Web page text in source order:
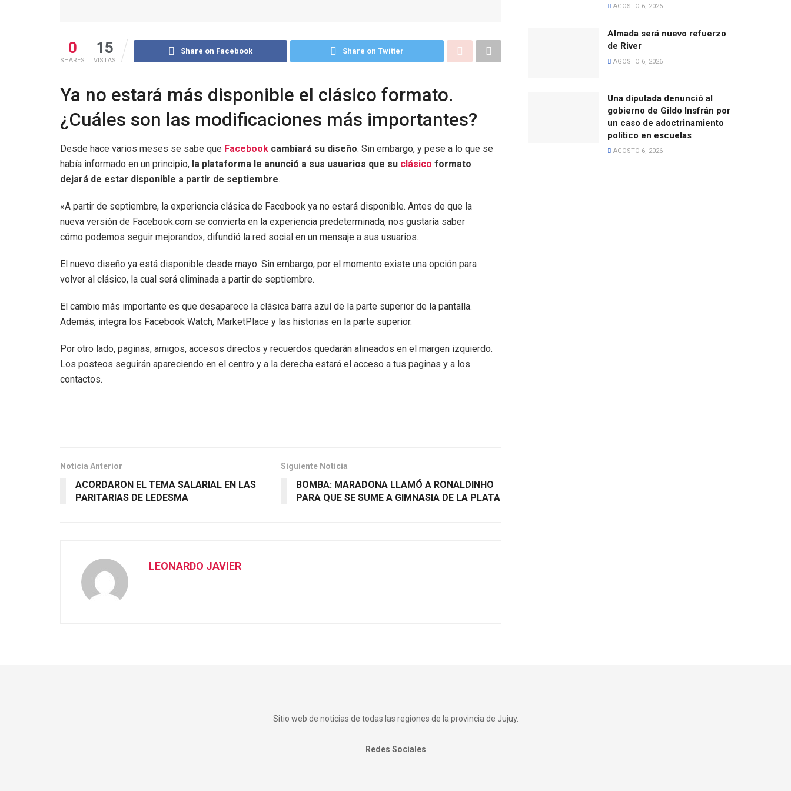
0
SHARES
15
VISTAS
Share on Facebook Share on Twitter
Ya no estará más disponible el clásico formato.
¿Cuáles son las modificaciones más importantes?
Desde hace varios meses se sabe que Facebook cambiará su diseño. Sin embargo, y pese a lo que se
había informado en un principio, la plataforma le anunció a sus usuarios que su clásico formato
dejará de estar disponible a partir de septiembre.
«A partir de septiembre, la experiencia clásica de Facebook ya no estará disponible. Antes de que la
nueva versión de Facebook.com se convierta en la experiencia predeterminada, nos gustaría saber
cómo podemos seguir mejorando», difundió la red social en un mensaje a sus usuarios.
El nuevo diseño ya está disponible desde mayo. Sin embargo, por el momento existe una opción para
volver al clásico, la cual será eliminada a partir de septiembre.
El cambio más importante es que desaparece la clásica barra azul de la parte superior de la pantalla.
Además, integra los Facebook Watch, MarketPlace y las historias en la parte superior.
Por otro lado, paginas, amigos, accesos directos y recuerdos quedarán alineados en el margen izquierdo.
Los posteos seguirán apareciendo en el centro y a la derecha estará el acceso a tus paginas y a los
contactos.
Noticia Anterior
ACORDARON EL TEMA SALARIAL EN LAS
PARITARIAS DE LEDESMA
Siguiente Noticia
BOMBA: MARADONA LLAMÓ A RONALDINHO
PARA QUE SE SUME A GIMNASIA DE LA PLATA
LEONARDO JAVIER
AGOSTO 6, 2026
Almada será nuevo refuerzo
de River
AGOSTO 6, 2026
Una diputada denunció al
gobierno de Gildo Insfrán por
un caso de adoctrinamiento
político en escuelas
AGOSTO 6, 2026
Sitio web de noticias de todas las regiones de la provincia de Jujuy.
Redes Sociales